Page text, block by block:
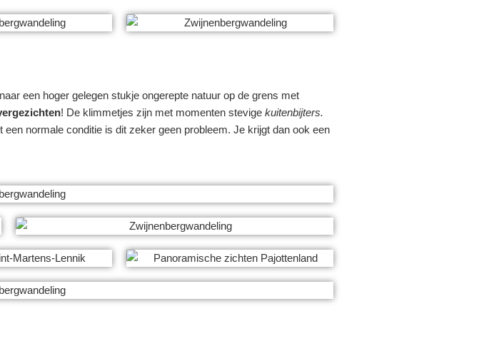
een hoger gelegen stukje ongerepte natuur op de grens met
! De klimmetjes zijn met momenten stevige kuitenbijters.
normale conditie is dit zeker geen probleem. Je krijgt dan ook een